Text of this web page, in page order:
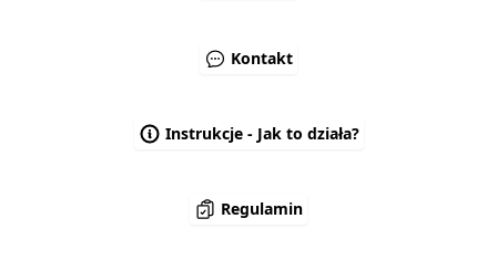
Kontakt
Instrukcje - Jak to działa?
Regulamin